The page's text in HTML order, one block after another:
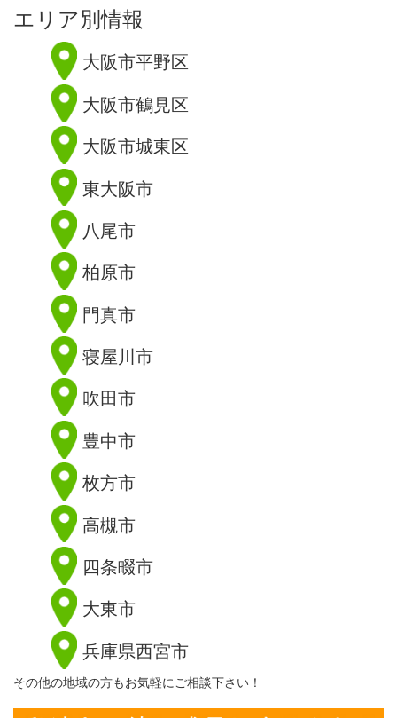
エリア別情報
大阪市平野区
大阪市鶴見区
大阪市城東区
東大阪市
八尾市
柏原市
門真市
寝屋川市
吹田市
豊中市
枚方市
高槻市
四条畷市
大東市
兵庫県西宮市
その他の地域の方もお気軽にご相談下さい！